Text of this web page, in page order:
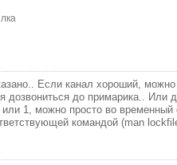
Если канал хороший,
дозвониться до примарика.. Или
или 1, можно просто во
командой (man